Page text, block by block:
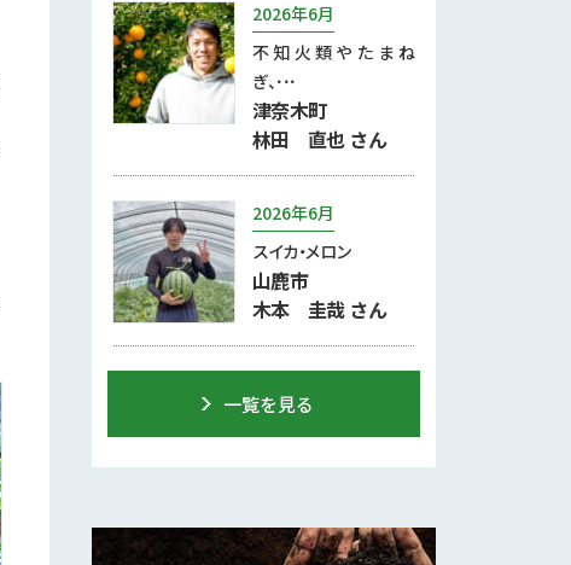
2026年6月
不知火類やたまね
ぎ、･･･
津奈木町
林田 直也 さん
2026年6月
スイカ・メロン
山鹿市
木本 圭哉 さん
一覧を見る